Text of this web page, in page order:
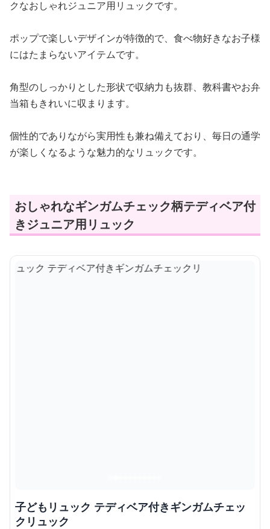
クなおしゃれジュニア用リュックです。
ポップで楽しいデザインが特徴的で、食べ物好きなお子様
にはたまらないアイテムです。
角型のしっかりとした形状で収納力も抜群、教科書やお弁
当箱もきれいに収まります。
個性的でありながら実用性も兼ね備えており、毎日の通学
が楽しくなるような魅力的なリュックです。
おしゃれなギンガムチェック柄テディベア付
きジュニア用リュック
子どもリュック テディベア付きギンガムチェッ
クリュック